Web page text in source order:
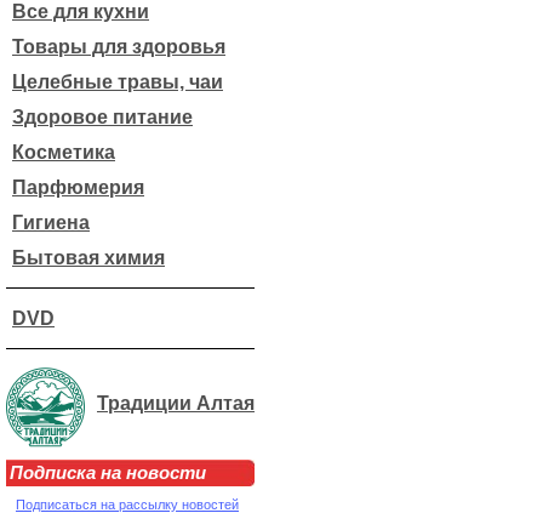
Все для кухни
Товары для здоровья
Целебные травы, чаи
Здоровое питание
Косметика
Парфюмерия
Гигиена
Бытовая химия
DVD
Традиции Алтая
Подписка на новости
Подписаться на рассылку новостей